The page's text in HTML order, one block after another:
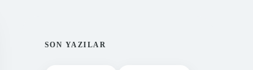
SIDEBAR
SON YAZILAR